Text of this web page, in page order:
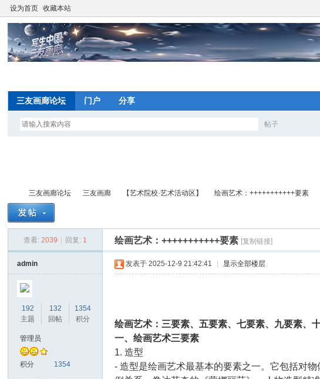
设为首页 收藏本站
三友画廊论坛 门户 分享
帖子
索
望更多的
间，那就赶
望更多的人
间，那就赶
三友画廊论坛
›
三友画廊 【艺术院校·艺术活动区】
›
绘画艺术：+++++++++++要素
查看: 2039 回复: 1 绘画艺术：+++++++++++要素 [复制链接]
admin
192
主题
132
回帖
1354
积分
管理员
积分 1354
发表于 2025-12-9 21:42:41 显示全部楼层
绘画艺术：三要素、五要素、七要素、九要素、
一、绘画艺术三要素
1. 造型
- 造型是绘画艺术最基本的要素之一。它包括对